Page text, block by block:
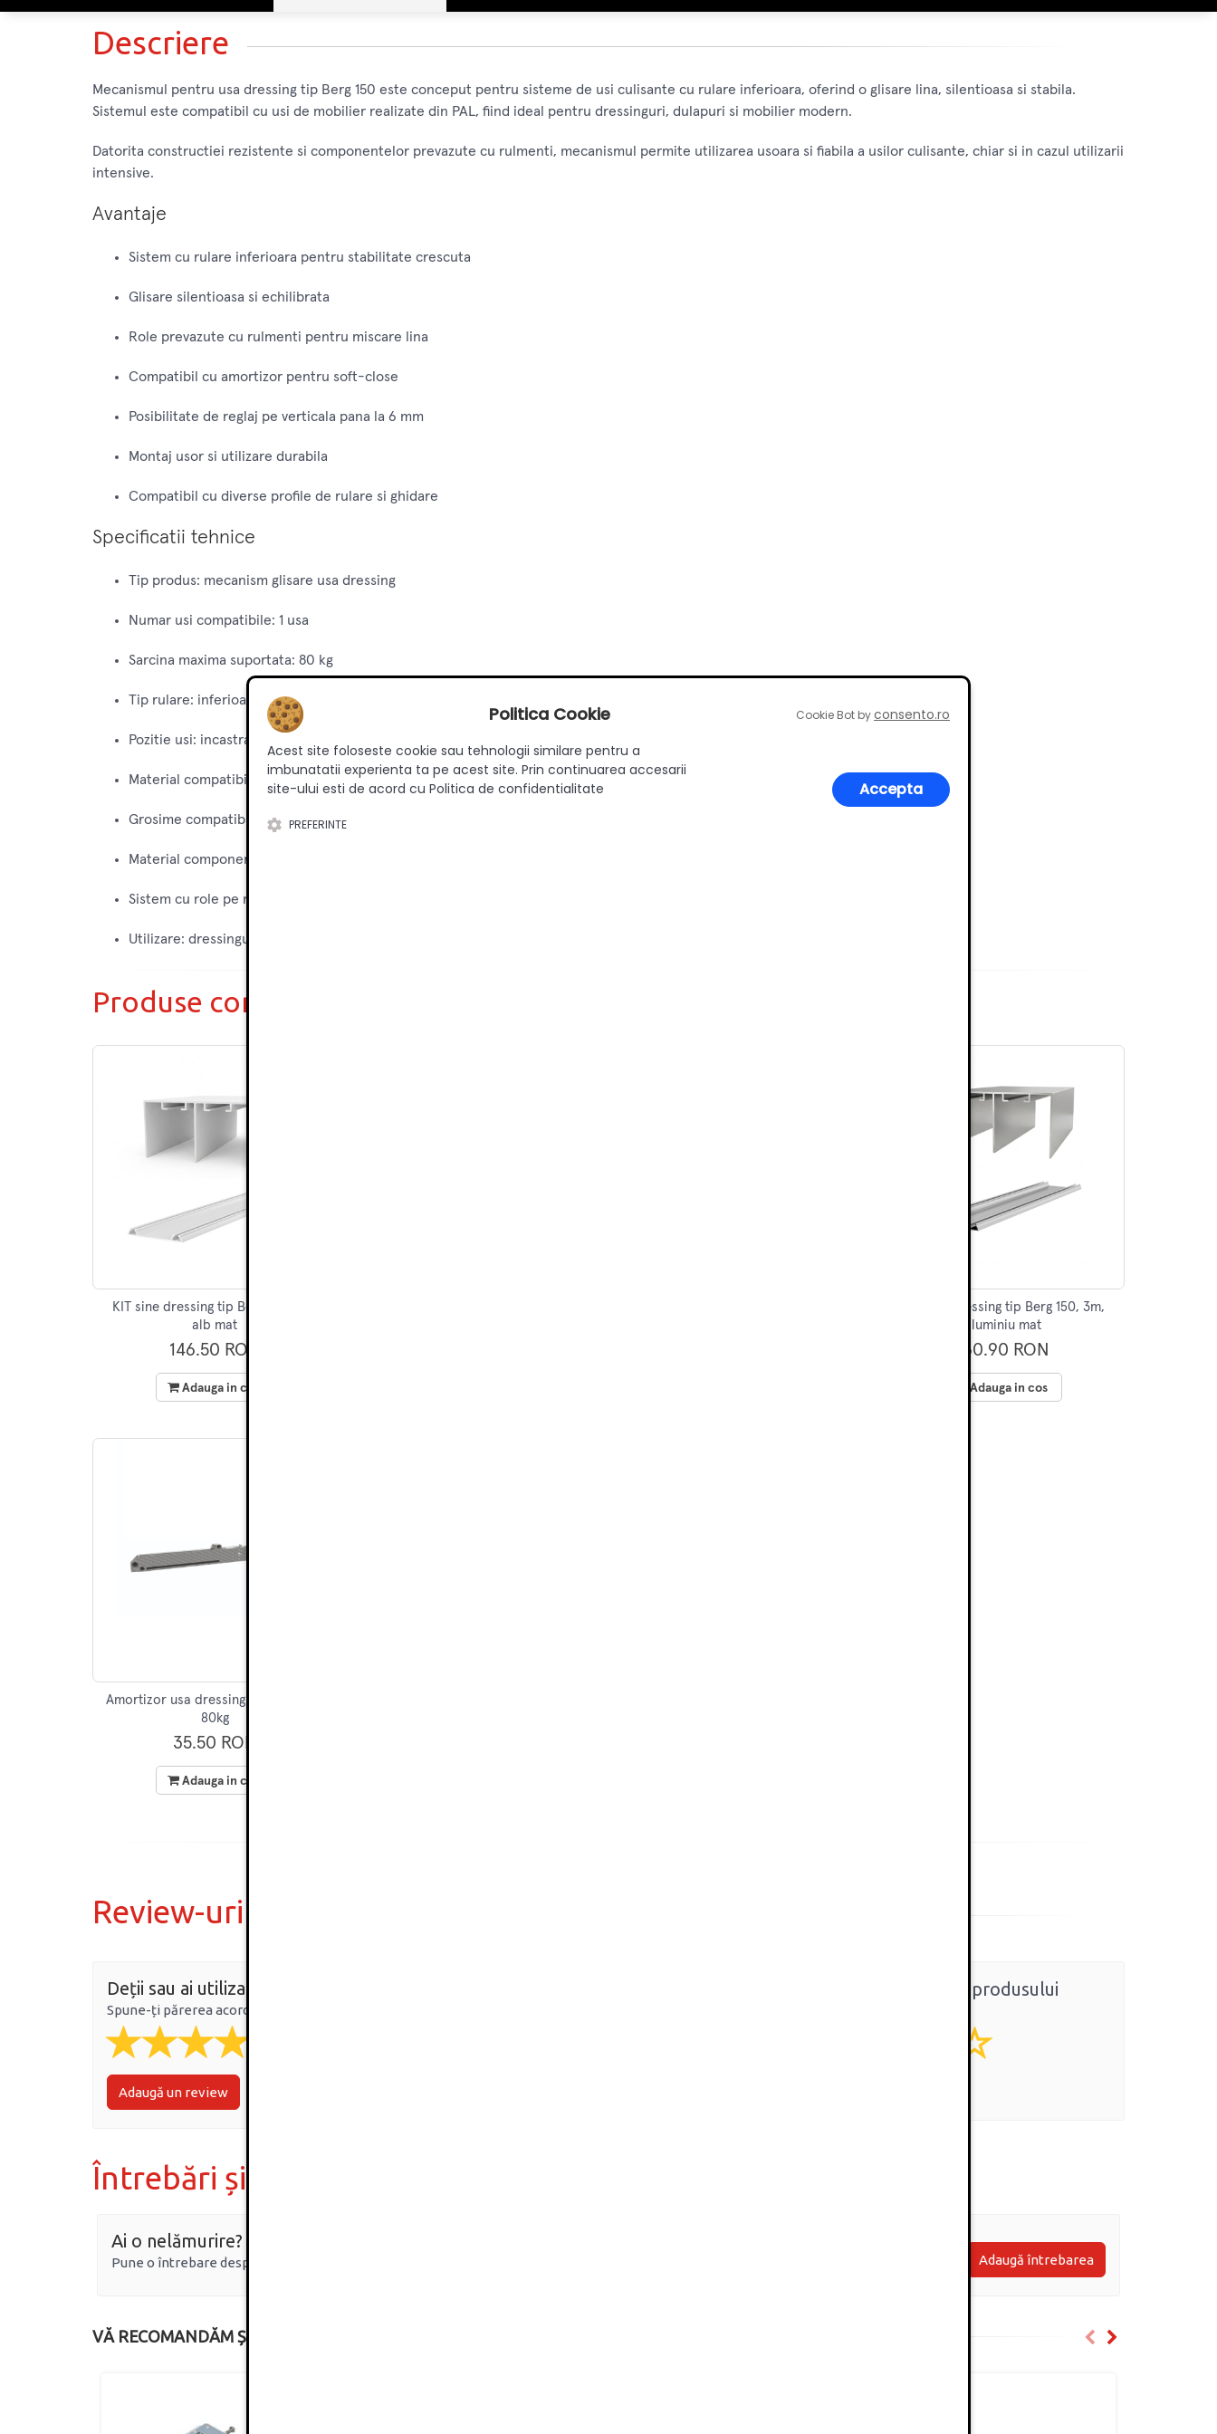
Descriere
Mecanismul pentru usa dressing tip Berg 150 este conceput pentru sisteme de usi culisante cu rulare inferioara, oferind o glisare lina, silentioasa si stabila.
Sistemul este compatibil cu usi de mobilier realizate din PAL, fiind ideal pentru dressinguri, dulapuri si mobilier modern.
Datorita constructiei rezistente si componentelor prevazute cu rulmenti, mecanismul permite utilizarea usoara si fiabila a usilor culisante, chiar si in cazul utilizarii
intensive.
Avantaje
Sistem cu rulare inferioara pentru stabilitate crescuta
Glisare silentioasa si echilibrata
Role prevazute cu rulmenti pentru miscare lina
Compatibil cu amortizor pentru soft-close
Posibilitate de reglaj pe verticala pana la 6 mm
Montaj usor si utilizare durabila
Compatibil cu diverse profile de rulare si ghidare
Specificatii tehnice
Tip produs: mecanism glisare usa dressing
Numar usi compatibile: 1 usa
Sarcina maxima suportata: 80 kg
Tip rulare: inferioara
Pozitie usi: incastrate
Material compatibil usa: PAL
Grosime compatibila usa: 18 - 24 mm
Material componente: aluminiu
Sistem cu role pe rulmenti
Utilizare: dressinguri si dulapuri cu usi culisante
Produse complementare
KIT sine dressing tip Berg 150, 3m,
alb mat
146.50 RON
Adauga in cos
KIT sine dressing tip Berg 150, 3m,
aluminiu mat
160.90 RON
Adauga in cos
Amortizor usa dressing tip Berg 150,
80kg
35.50 RON
Adauga in cos
Review-uri
Deții sau ai utilizat produsul?
Spune-ți părerea acordând o nota produsului
Adaugă un review
Ratingul general al produsului
Întrebări și răspunsuri
Ai o nelămurire?
Pune o întrebare despre produs. Adaugă întrebarea
VĂ RECOMANDĂM ȘI
Politica Cookie Cookie Bot byconsento.ro
Acest site foloseste cookie sau tehnologii similare pentru a
imbunatatii experienta ta pe acest site. Prin continuarea accesarii
site-ului esti de acord cu Politica de confidentialitate
PREFERINTE
Accepta